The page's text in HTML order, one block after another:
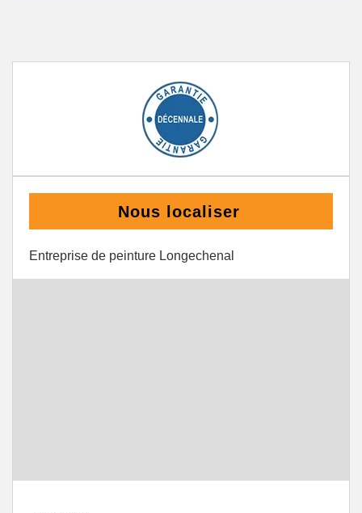
Nous localiser
Entreprise de peinture Longechenal